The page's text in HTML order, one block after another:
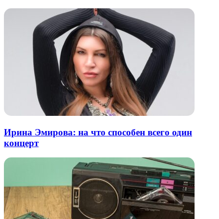
Ирина Эмирова: на что способен всего один
концерт